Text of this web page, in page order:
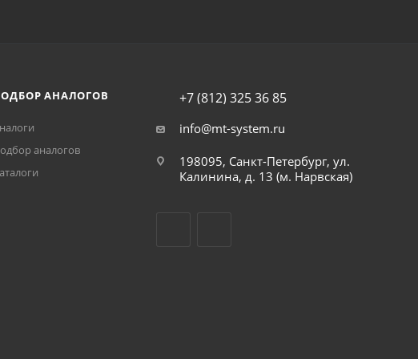
АНАЛОГОВ
аналогов
+7 (812) 325 36 85
info@mt-system.ru
198095, Санкт-Петербург, ул.
Калинина, д. 13 (м. Нарвская)